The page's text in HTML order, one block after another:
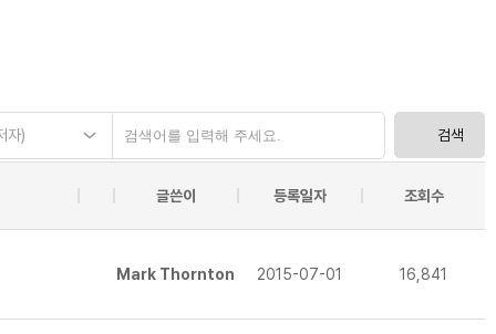
자) 검색
글쓴이 등록일자 조회수
Mark Thornton 2015-07-01 16,841